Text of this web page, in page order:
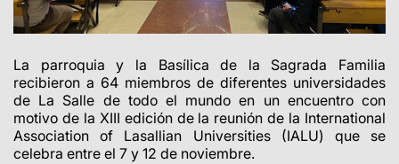
La parroquia y la Basílica de la Sagrada Familia
recibieron a 64 miembros de diferentes universidades
de La Salle de todo el mundo en un encuentro con
motivo de la XIII edición de la reunión de la International
Association of Lasallian Universities
(IALU) que se
celebra entre el 7 y 12 de noviembre.